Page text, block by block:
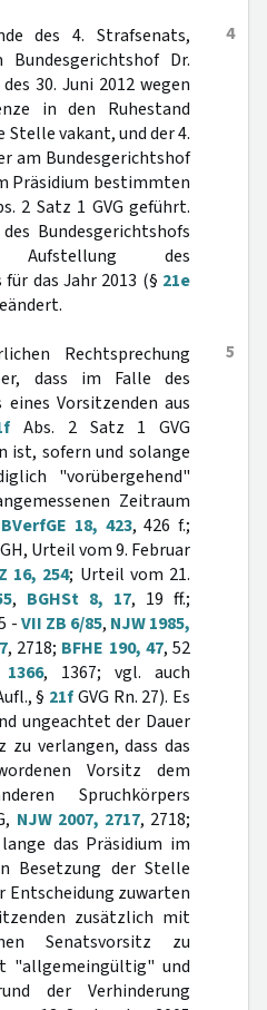
4
des 4. Strafsenats,
Dr.
30. Juni 2012 wegen
in den Ruhestand
vakant, und der 4.
am Bundesgerichtshof
Präsidium bestimmten
2 Satz 1 GVG geführt.
Bundesgerichtshofs
des
das Jahr 2013 (§ 21e
5
Rechtsprechung
dass im Falle des
eines Vorsitzenden aus
Abs. 2 Satz 1 GVG
ist, sofern und solange
"vorübergehend"
Zeitraum
BVerfGE 18, 423, 426 f.;
Urteil vom 9. Februar
16, 254; Urteil vom 21.
, BGHSt 8, 17, 19 ff.;
-VII ZB 6/85, NJW 1985,
, 2718; BFHE 190, 47, 52
, 1367; vgl. auch
§ 21fGVG Rn. 27). Es
ungeachtet der Dauer
zu verlangen, dass das
Vorsitz dem
Spruchkörpers
NJW 2007, 2717, 2718;
das Präsidium im
Besetzung der Stelle
Entscheidung zuwarten
zusätzlich mit
Senatsvorsitz zu
"allgemeingültig" und
der Verhinderung